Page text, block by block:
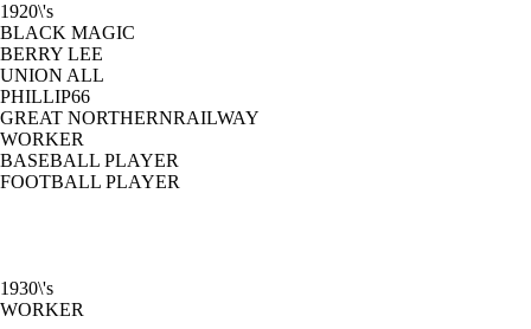
1920\'s
BLACK MAGIC
BERRY LEE
UNION ALL
PHILLIP66
GREAT NORTHERNRAILWAY
WORKER
BASEBALL PLAYER
FOOTBALL PLAYER
1930\'s
WORKER